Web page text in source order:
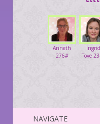
Ingrid
Tove
Anneth
276#
NAVIGATE